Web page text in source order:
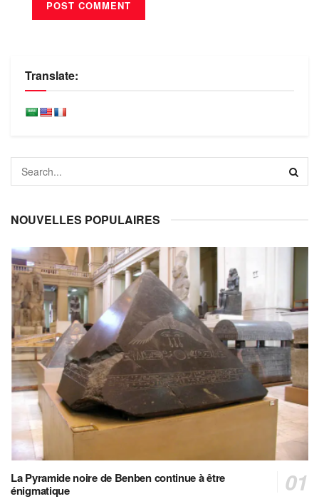
Translate:
NOUVELLES POPULAIRES
La Pyramide noire de Benben continue à être
énigmatique